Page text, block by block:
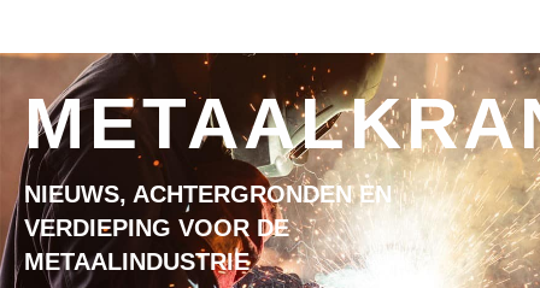
NIEUWS, ACHTERGRONDEN EN
VERDIEPING VOOR DE
METAALINDUSTRIE